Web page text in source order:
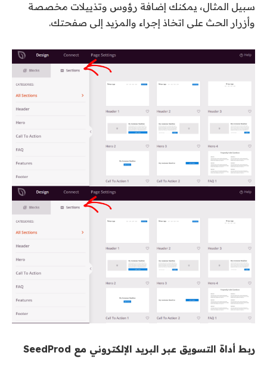
سبيل المثال، يمكنك إضافة رؤوس وتذييلات مخصصة
وأزرار الحث على اتخاذ إجراء والمزيد إلى صفحتك.
ربط أداة التسويق عبر البريد الإلكتروني مع SeedProd